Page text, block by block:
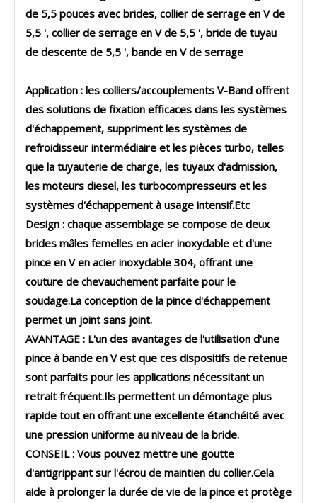
de 5,5 pouces avec brides, collier de serrage en V de
5,5 ', collier de serrage en V de 5,5 ', bride de tuyau
de descente de 5,5 ', bande en V de serrage
Application : les colliers/accouplements V-Band offrent
des solutions de fixation efficaces dans les systèmes
d'échappement, suppriment les systèmes de
refroidisseur intermédiaire et les pièces turbo, telles
que la tuyauterie de charge, les tuyaux d'admission,
les moteurs diesel, les turbocompresseurs et les
systèmes d'échappement à usage intensif.Etc
Design : chaque assemblage se compose de deux
brides mâles femelles en acier inoxydable et d'une
pince en V en acier inoxydable 304, offrant une
couture de chevauchement parfaite pour le
soudage.La conception de la pince d'échappement
permet un joint sans joint.
AVANTAGE : L'un des avantages de l'utilisation d'une
pince à bande en V est que ces dispositifs de retenue
sont parfaits pour les applications nécessitant un
retrait fréquent.Ils permettent un démontage plus
rapide tout en offrant une excellente étanchéité avec
une pression uniforme au niveau de la bride.
CONSEIL : Vous pouvez mettre une goutte
d'antigrippant sur l'écrou de maintien du collier.Cela
aide à prolonger la durée de vie de la pince et protège